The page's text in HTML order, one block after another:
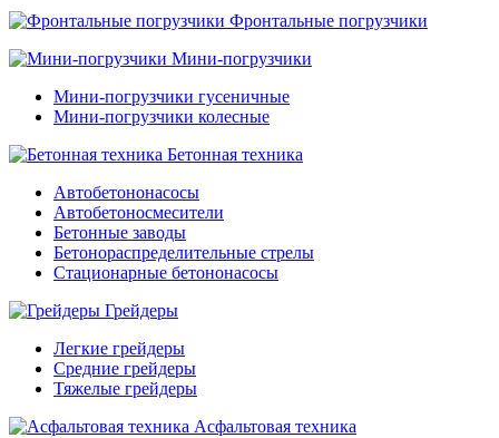
Фронтальные погрузчики
Мини-погрузчики
Мини-погрузчики гусеничные
Мини-погрузчики колесные
Бетонная техника
Автобетононасосы
Автобетоносмесители
Бетонные заводы
Бетонораспределительные стрелы
Стационарные бетононасосы
Грейдеры
Легкие грейдеры
Средние грейдеры
Тяжелые грейдеры
Асфальтовая техника